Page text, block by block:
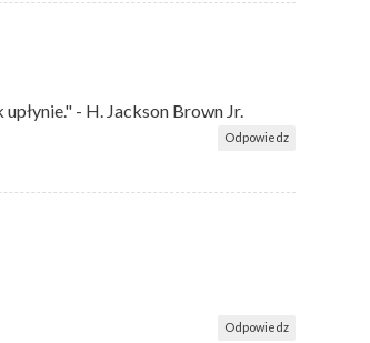
- H. Jackson Brown Jr.
Odpowiedz
Odpowiedz